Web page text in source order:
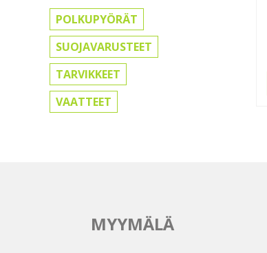
POLKUPYÖRÄT
SUOJAVARUSTEET
TARVIKKEET
VAATTEET
MYYMÄLÄ